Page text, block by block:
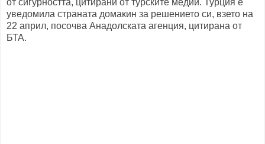
уведомила страната домакин за решението си, взето на
22 април, посочва Анадолската агенция, цитирана от
БТА.